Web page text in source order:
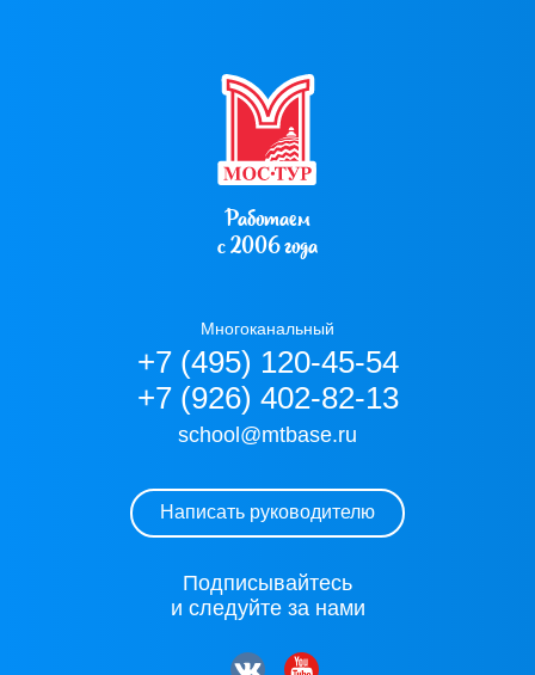
Работаем
с 2006 года
Многоканальный
+7 (495) 120-45-54
+7 (926) 402-82-13
school@mtbase.ru
Написать руководителю
Подписывайтесь
и следуйте за нами